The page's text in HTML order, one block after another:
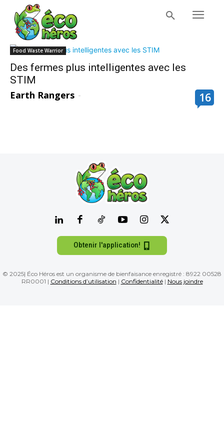
Food Waste Warrior
Des fermes plus intelligentes avec les
STIM
Earth Rangers - 16
Obtenir l'application!
© 2025| Éco Héros est un organisme de bienfaisance enregistré : 8922 00528
RR0001 | Conditions d’utilisation | Confidentialité| Nous joindre